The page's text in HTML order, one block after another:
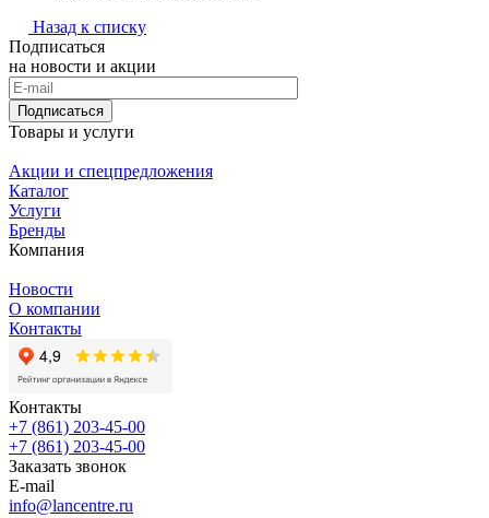
Назад к списку
Подписаться
на новости и акции
Подписаться
Товары и услуги
Акции и спецпредложения
Каталог
Услуги
Бренды
Компания
Новости
О компании
Контакты
Контакты
+7 (861) 203-45-00
+7 (861) 203-45-00
Заказать звонок
E-mail
info@lancentre.ru